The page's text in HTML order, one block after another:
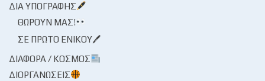
ΔΙΑ ΥΠΟΓΡΑΦΉΣ
ΘΩΡΟΎΝ ΜΑΣ!
ΣΕ ΠΡΏΤΟ ΕΝΙΚΟΎ🖊
ΔΙΆΦΟΡΑ / ΚΌΣΜΟΣ
ΔΙΟΡΓΑΝΏΣΕΙΣ